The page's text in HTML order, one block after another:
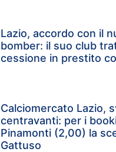
Lazio, accordo con il
bomber: il suo club
cessione in prestito
Calciomercato Lazio,
centravanti: per i
Pinamonti (2,00) la
Gattuso